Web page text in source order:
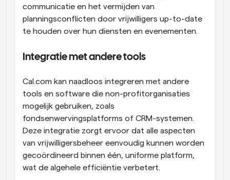
communicatie en het vermijden van
planningsconflicten door vrijwilligers up-to-date
te houden over hun diensten en evenementen.
Integratie met andere tools
Cal.com kan naadloos integreren met andere
tools en software die non-profitorganisaties
mogelijk gebruiken, zoals
fondsenwervingsplatforms of CRM-systemen.
Deze integratie zorgt ervoor dat alle aspecten
van vrijwilligersbeheer eenvoudig kunnen worden
gecoördineerd binnen één, uniforme platform,
wat de algehele efficiëntie verbetert.